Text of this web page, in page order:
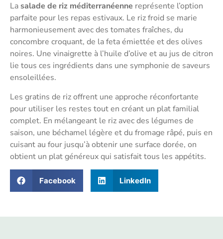
La salade de riz méditerranéenne représente l’option
parfaite pour les repas estivaux. Le riz froid se marie
harmonieusement avec des tomates fraîches, du
concombre croquant, de la feta émiettée et des olives
noires. Une vinaigrette à l’huile d’olive et au jus de citron
lie tous ces ingrédients dans une symphonie de saveurs
ensoleillées.
Les gratins de riz offrent une approche réconfortante
pour utiliser les restes tout en créant un plat familial
complet. En mélangeant le riz avec des légumes de
saison, une béchamel légère et du fromage râpé, puis en
cuisant au four jusqu’à obtenir une surface dorée, on
obtient un plat généreux qui satisfait tous les appétits.
Facebook LinkedIn